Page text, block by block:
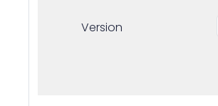
Version